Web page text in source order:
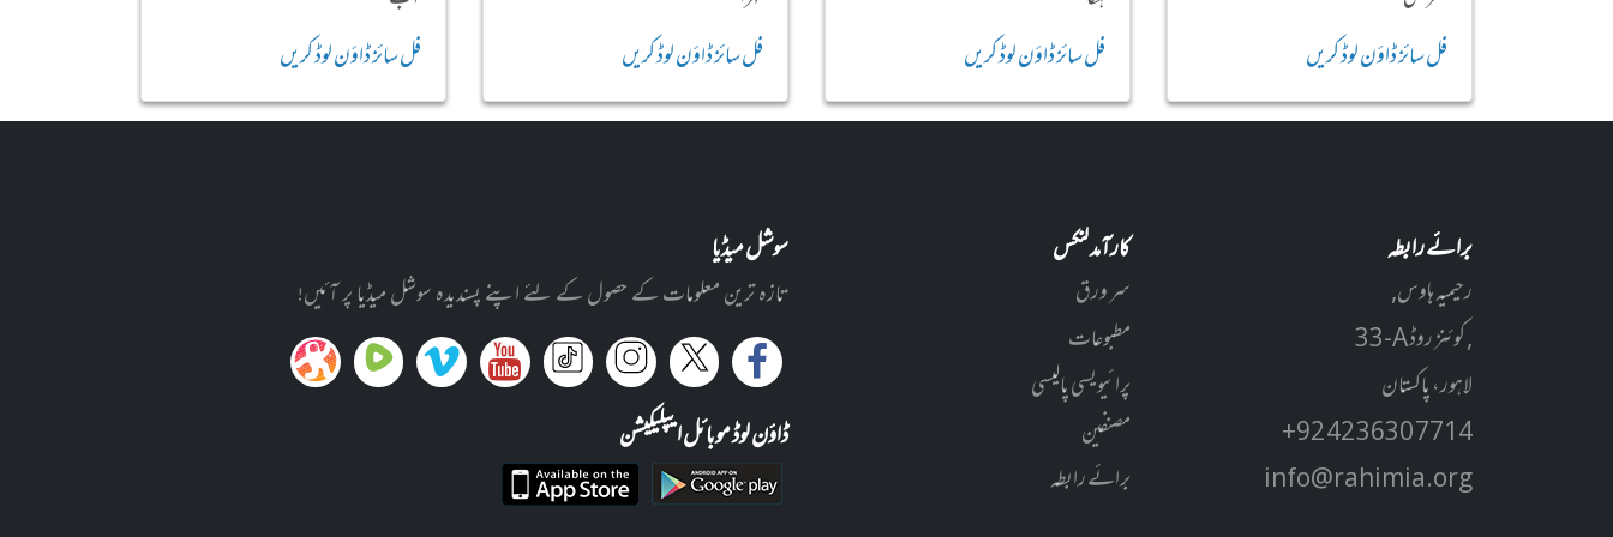
فل سائز ڈاؤن لوڈ کریں
فل سائز ڈاؤن لوڈ کریں
فل سائز ڈاؤن لوڈ کریں
فل سائز ڈاؤن لوڈ کریں
برائے رابطہ
رحیمیہ ہاوس,
33-A کوئنز روڈ ,
لاہور، پاکستان
+92 42 3630 7714
info@rahimia.org
کارآمد لنکس
سر ورق
مطبوعات
پرائیویسی پالیسی
مصنفین
برائے رابطہ
سوشل میڈیا
تازہ ترین معلومات کے حصول کے لئے اپنے پسندیدہ سوشل میڈیا پر آئیں!
ڈاؤن لوڈ موبائل ایپلیکیشن